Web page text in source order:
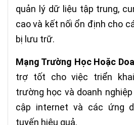
quản lý dữ liệu tập trung,
cao và kết nối ổn định cho
bị lưu trữ.
Mạng Trường Học Hoặc
trợ tốt cho việc triển
trường học và doanh
cập internet và các ứng
tuyến hiệu quả.